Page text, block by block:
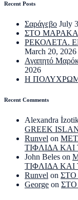
Recent Posts
Σαράγεβο July
ΣΤΟ
ΡΕΚΟΛΕΤΑ.
March 20, 2026
Αγαπητό
2026
Η
Recent Comments
Alexandra
GREEK
Runvel on
ΤΙΦΛΙΔΑ
John Beles on
ΤΙΦΛΙΔΑ
Runvel on
George on